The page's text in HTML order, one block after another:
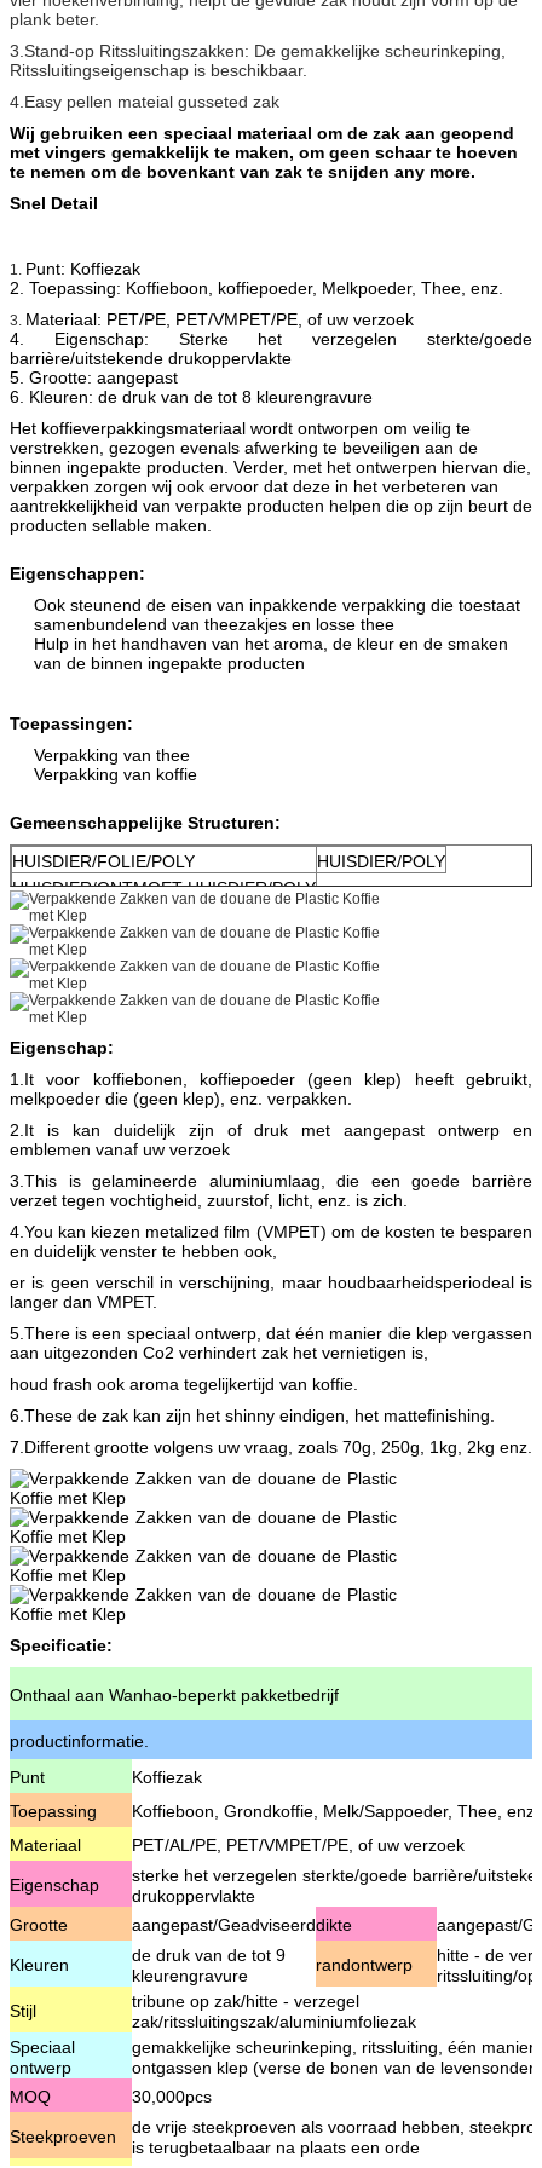
plank beter.
3.Stand-op Ritssluitingszakken: De gemakkelijke scheurinkeping,
Ritssluitingseigenschap is beschikbaar.
4.Easy pellen mateial gusseted zak
Wij gebruiken een speciaal materiaal om de zak aan geopend
met vingers gemakkelijk te maken, om geen schaar te hoeven
te nemen om de bovenkant van zak te snijden any more.
Snel Detail
1. Punt: Koffiezak
2. Toepassing: Koffieboon, koffiepoeder, Melkpoeder, Thee, enz.
3. Materiaal: PET/PE, PET/VMPET/PE, of uw verzoek
4. Eigenschap: Sterke het verzegelen sterkte/goede
barrière/uitstekende drukoppervlakte
5. Grootte: aangepast
6. Kleuren: de druk van de tot 8 kleurengravure
Het koffieverpakkingsmateriaal wordt ontworpen om veilig te
verstrekken, gezogen evenals afwerking te beveiligen aan de
binnen ingepakte producten. Verder, met het ontwerpen hiervan die,
verpakken zorgen wij ook ervoor dat deze in het verbeteren van
aantrekkelijkheid van verpakte producten helpen die op zijn beurt de
producten sellable maken.
Eigenschappen:
Ook steunend de eisen van inpakkende verpakking die toestaat
samenbundelend van theezakjes en losse thee
Hulp in het handhaven van het aroma, de kleur en de smaken
van de binnen ingepakte producten
Toepassingen:
Verpakking van thee
Verpakking van koffie
Gemeenschappelijke Structuren:
HUISDIER/FOLIE/POLY
HUISDIER/POLY
HUISDIER/ONTMOET HUISDIER/POLY
Eigenschap:
1.It voor koffiebonen, koffiepoeder (geen klep) heeft gebruikt,
melkpoeder die (geen klep), enz. verpakken.
2.It is kan duidelijk zijn of druk met aangepast ontwerp en
emblemen vanaf uw verzoek
3.This is gelamineerde aluminiumlaag, die een goede barrière
verzet tegen vochtigheid, zuurstof, licht, enz. is zich.
4.You kan kiezen metalized film (VMPET) om de kosten te besparen
en duidelijk venster te hebben ook,
er is geen verschil in verschijning, maar houdbaarheidsperiodeal is
langer dan VMPET.
5.There is een speciaal ontwerp, dat één manier die klep vergassen
aan uitgezonden Co2 verhindert zak het vernietigen is,
houd frash ook aroma tegelijkertijd van koffie.
6.These de zak kan zijn het shinny eindigen, het mattefinishing.
7.Different grootte volgens uw vraag, zoals 70g, 250g, 1kg, 2kg enz.
Specificatie:
Onthaal aan Wanhao-beperkt pakketbedrijf
productinformatie.
Punt
Koffiezak
Toepassing
Koffieboon, Grondkoffie, Melk/Sappoeder, Thee, enz.
Materiaal
PET/AL/PE, PET/VMPET/PE, of uw verzoek
Eigenschap
sterke het verzegelen sterkte/goede barrière/
drukoppervlakte
Grootte
aangepast/Geadviseerddikte aangepast/
Kleuren
de druk van de tot 9
kleurengravure
randontwerp
hitte - de
ritssluiting/
Stijl
tribune op zak/hitte - verzegel
zak/ritssluitingszak/aluminiumfoliezak
Speciaal
ontwerp
gemakkelijke scheurinkeping, ritssluiting, één manier
ontgassen klep (verse de bonen van de
MOQ
30,000pcs
Steekproeven
de vrije steekproeven als voorraad hebben,
is terugbetaalbaar na plaats een orde